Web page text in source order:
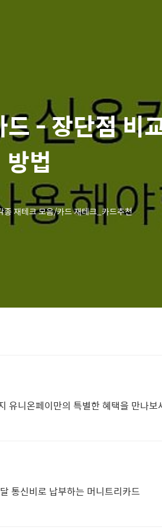
- 장단점 비
방법
종 재테크 모음/카드 재테크_카드추천
유니온페이만의 특별한 혜택을 만나보
통신비로 납부하는 머니트리카드